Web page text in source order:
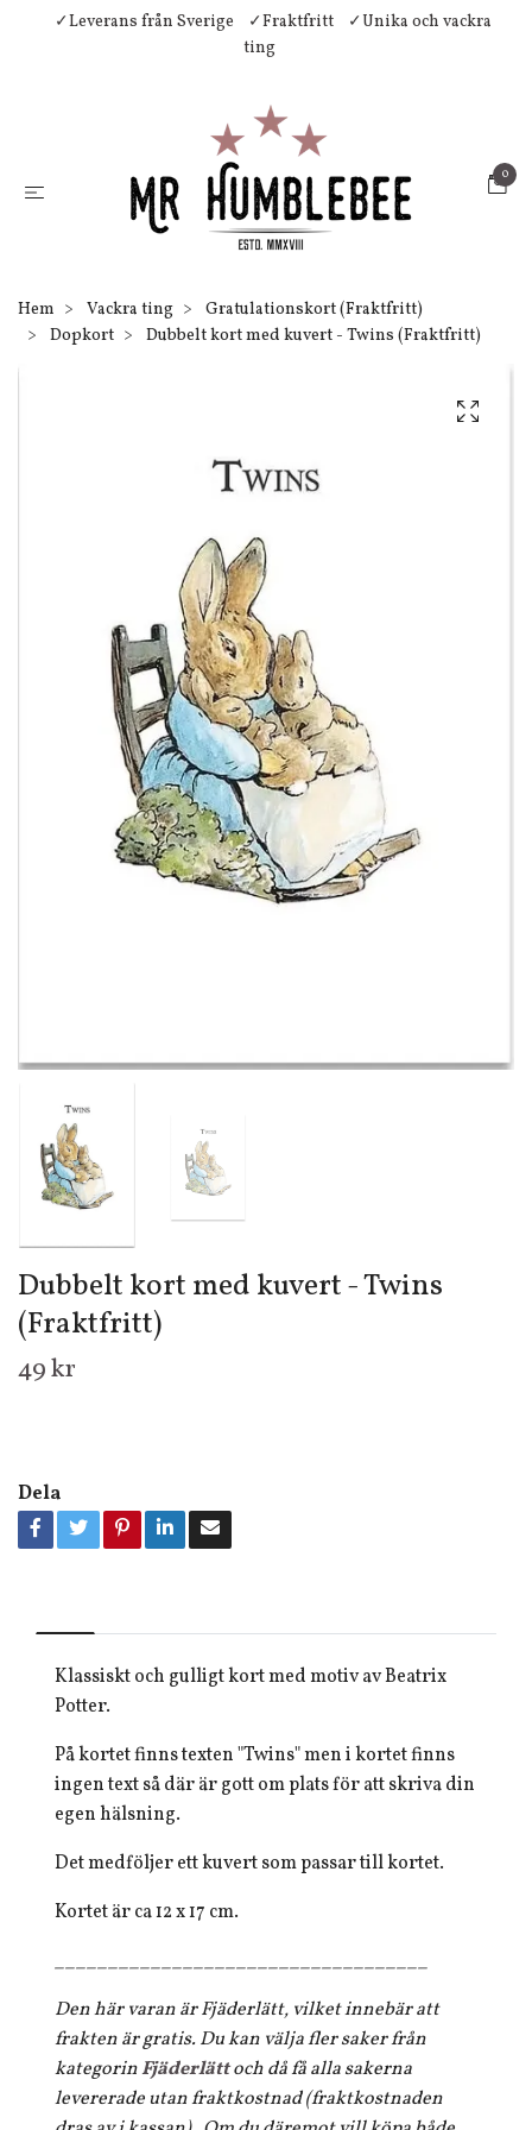
✓Leverans från Sverige ✓Fraktfritt
✓Unika och vackra
ting
0
Hem Vackra ting
Gratulationskort (Fraktfritt)
Dopkort
Dubbelt kort med kuvert - Twins (Fraktfritt)
Dubbelt kort med kuvert - Twins
(Fraktfritt)
49 kr
Dela
Klassiskt och gulligt kort med motiv av Beatrix
Potter.
På kortet finns texten "Twins" men i kortet finns
ingen text så där är gott om plats för att skriva din
egen hälsning.
Det medföljer ett kuvert som passar till kortet.
Kortet är ca 12 x 17 cm.
___________________________________
Den här varan är Fjäderlätt, vilket innebär att
frakten är gratis. Du kan välja fler saker från
kategorinFjäderlättoch då få alla sakerna
levererade utan fraktkostnad (fraktkostnaden